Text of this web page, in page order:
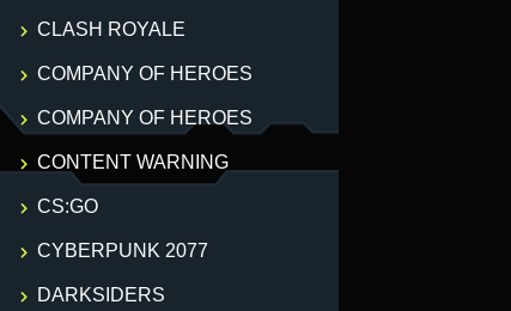
CLASH ROYALE
COMPANY OF HEROES
COMPANY OF HEROES
CONTENT WARNING
CS:GO
CYBERPUNK 2077
DARKSIDERS